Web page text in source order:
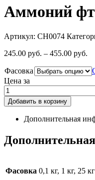
Аммоний
Артикул: CH0074
245.00 руб. – 455.00 руб.
Фасовка
Цена за
Добавить в корзину
Дополнительная
Фасовка 0,1 кг, 1 кг, 25 кг